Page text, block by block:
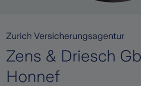
Zurich Versicherungsagentur
Zens & Driesch
Honnef